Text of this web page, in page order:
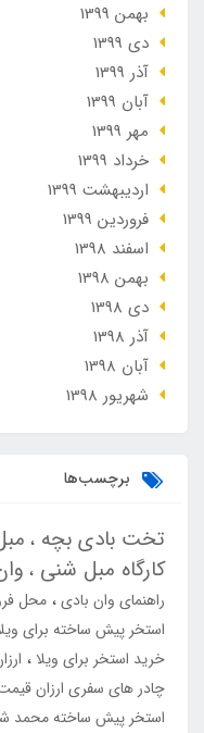
بهمن 1399
دی 1399
آذر 1399
آبان 1399
مهر 1399
خرداد 1399
ارديبهشت 1399
فروردین 1399
اسفند 1398
بهمن 1398
دی 1398
آذر 1398
آبان 1398
شهریور 1398
برچسب‌ها
تخت بادی بچه
کارگاه مبل شنی
راهنمای وان بادی محل
استخر پیش ساخته برای
خرید استخر برای ویلا
چادر های سفری ارزان
استخر پیش ساخته محمد